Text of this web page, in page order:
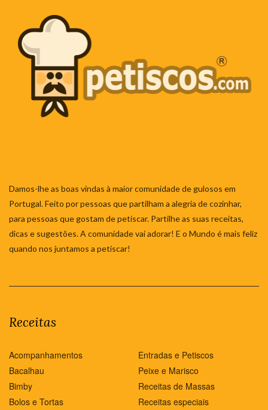
Damos-lhe as boas vindas à maior comunidade de gulosos em
Portugal. Feito por pessoas que partilham a alegria de cozinhar,
para pessoas que gostam de petiscar. Partilhe as suas receitas,
dicas e sugestões. A comunidade vai adorar! E o Mundo é mais feliz
quando nos juntamos a petiscar!
Receitas
Acompanhamentos
Bacalhau
Bimby
Bolos e Tortas
Entradas e Petiscos
Peixe e Marisco
Receitas de Massas
Receitas especiais